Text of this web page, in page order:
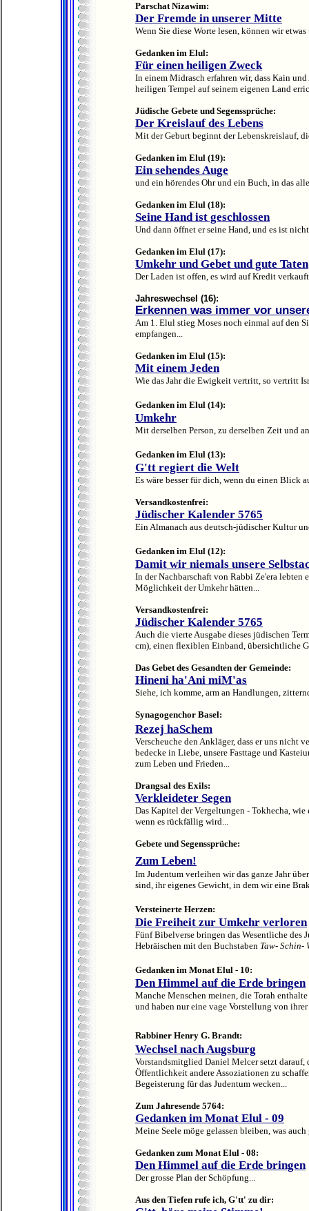
Parschat Nizawim:
Der Fremde in unserer Mitte
Wenn Sie diese Worte lesen, können wir
Gedanken im Elul:
Für einen heiligen Zweck
In einem Midrasch erfahren wir, dass Kain
heiligen Tempel auf seinem eigenen Land
Jüdische Gebete und Segenssprüche:
Der Kreislauf des Lebens
Mit der Geburt beginnt der Lebenskreislauf,
Gedanken im Elul (19):
Ein sehendes Auge
und ein hörendes Ohr und ein Buch, in das
Gedanken im Elul (18):
Seine Hand ist geschlossen
Und dann öffnet er seine Hand, und es ist
Gedanken im Elul (17):
Umkehr und Gebet und gute Taten
Der Laden ist offen, es wird auf Kredit
Jahreswechsel (16):
Erkennen was immer vor
Am 1. Elul stieg Moses noch einmal auf den
empfangen...
Gedanken im Elul (15):
Mit einem Jeden
Wie das Jahr die Ewigkeit vertritt, so vertritt
Gedanken im Elul (14):
Umkehr
Mit derselben Person, zu derselben Zeit und
Gedanken im Elul (13):
G'tt regiert die Welt
Es wäre besser für dich, wenn du einen Blick
Versandkostenfrei:
Jüdischer Kalender 5765
Ein Almanach aus deutsch-jüdischer Kultur
Gedanken im Elul (12):
Damit wir niemals unsere
In der Nachbarschaft von Rabbi Ze'era lebten
Möglichkeit der Umkehr hätten...
Versandkostenfrei:
Jüdischer Kalender 5765
Auch die vierte Ausgabe dieses jüdischen
cm), einen flexiblen Einband, übersichtliche
Das Gebet des Gesandten der Gemeinde:
Hineni ha'Ani miM'as
Siehe, ich komme, arm an Handlungen,
Synagogenchor Basel:
Rezej haSchem
Verscheuche den Ankläger, dass er uns nicht
bedecke in Liebe, unsere Fasttage und
zum Leben und Frieden...
Drangsal des Exils:
Verkleideter Segen
Das Kapitel der Vergeltungen - Tokhecha,
wenn es rückfällig wird...
Gebete und Segenssprüche:
Zum Leben!
Im Judentum verleihen wir das ganze Jahr
sind, ihr eigenes Gewicht, in dem wir eine
Versteinerte Herzen:
Die Freiheit zur Umkehr verloren
Fünf Bibelverse bringen das Wesentliche des
Hebräischen mit den Buchstaben Taw- Schin-
Gedanken im Monat Elul - 10:
Den Himmel auf die Erde bringen
Manche Menschen meinen, die Torah
und haben nur eine vage Vorstellung von
Rabbiner Henry G. Brandt:
Wechsel nach Augsburg
Vorstandsmitglied Daniel Melcer setzt
Öffentlichkeit andere Assoziationen zu
Begeisterung für das Judentum wecken...
Zum Jahresende 5764:
Gedanken im Monat Elul - 09
Meine Seele möge gelassen bleiben, was auch
Gedanken zum Monat Elul - 08:
Den Himmel auf die Erde bringen
Der grosse Plan der Schöpfung...
Aus den Tiefen rufe ich, G'tt' zu dir: